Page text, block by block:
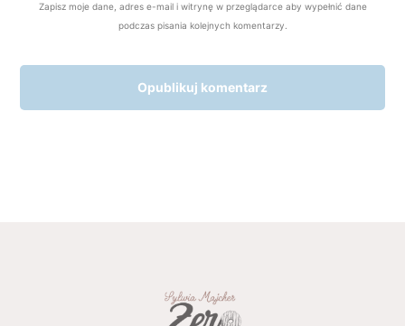
Zapisz moje dane, adres e-mail i witrynę w przeglądarce aby wypełnić dane
podczas pisania kolejnych komentarzy.